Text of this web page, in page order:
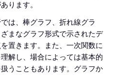
ります。
は、棒グラフ、折れ線グラ
まなグラフ形式で示されたデ
置きます。また、一次関数に
解し、場合によっては基本的
うこともあります。グラフか